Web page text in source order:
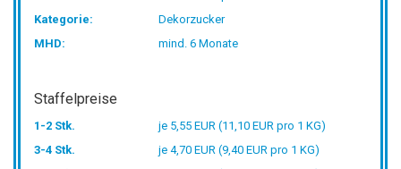
Kategorie:
Dekorzucker
MHD:
mind. 6 Monate
Staffelpreise
1-2 Stk.
je 5,55 EUR (11,10 EUR pro 1 KG)
3-4 Stk.
je 4,70 EUR (9,40 EUR pro 1 KG)